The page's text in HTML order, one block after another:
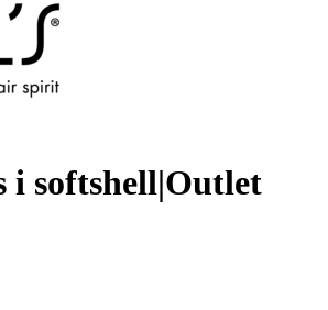
i softshell|Outlet